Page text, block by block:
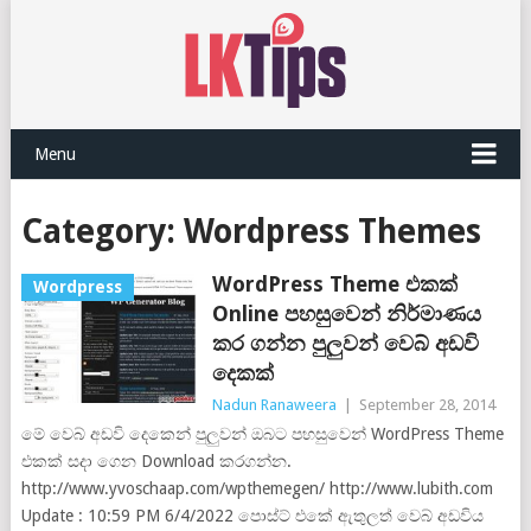
Menu
Category: Wordpress Themes
Wordpress
WordPress Theme එකක්
Online පහසුවෙන් නිර්මාණය
කර ගන්න පුලුවන් වෙබ් අඩවි
දෙකක්
Nadun Ranaweera September 28, 2014
මේ වෙබ් අඩවි දෙකෙන් පුලුවන් ඔබට පහසුවෙන් WordPress Theme
එකක් සදා ගෙන Download කරගන්න.
http://www.yvoschaap.com/wpthemegen/ http://www.lubith.com
Update : 10:59 PM 6/4/2022 පොස්ට් එකේ ඇතුලත් වෙබ් අඩවිය